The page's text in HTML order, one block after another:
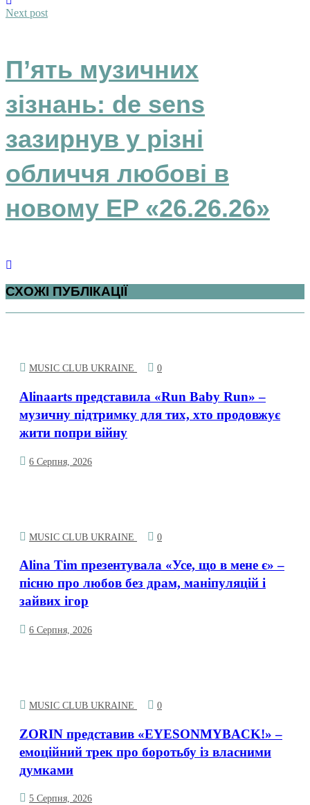
Next post
П’ять музичних
зізнань: de sens
зазирнув у різні
обличчя любові в
новому EP «26.26.26»
СХОЖІ ПУБЛІКАЦІЇ
MUSIC CLUB UKRAINE 0
Alinaarts представила «Run Baby Run» –
музичну підтримку для тих, хто продовжує
жити попри війну
6 Серпня, 2026
MUSIC CLUB UKRAINE 0
Alina Tim презентувала «Усе, що в мене є» –
пісню про любов без драм, маніпуляцій і
зайвих ігор
6 Серпня, 2026
MUSIC CLUB UKRAINE 0
ZORIN представив «EYESONMYBACK!» –
емоційний трек про боротьбу із власними
думками
5 Серпня, 2026